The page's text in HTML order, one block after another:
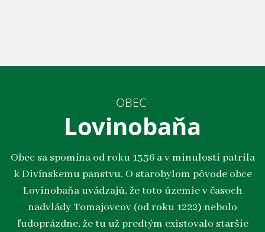
OBEC
Lovinobaňa
Obec sa spomína od roku 1336 a v minulosti patrila
k Divínskemu panstvu. O starobylom pôvode obce
Lovinobaňa uvádzajú, že toto územie v časoch
nadvlády Tomajovcov (od roku 1222) nebolo
ľudoprázdne, že tu už predtým existovalo staršie